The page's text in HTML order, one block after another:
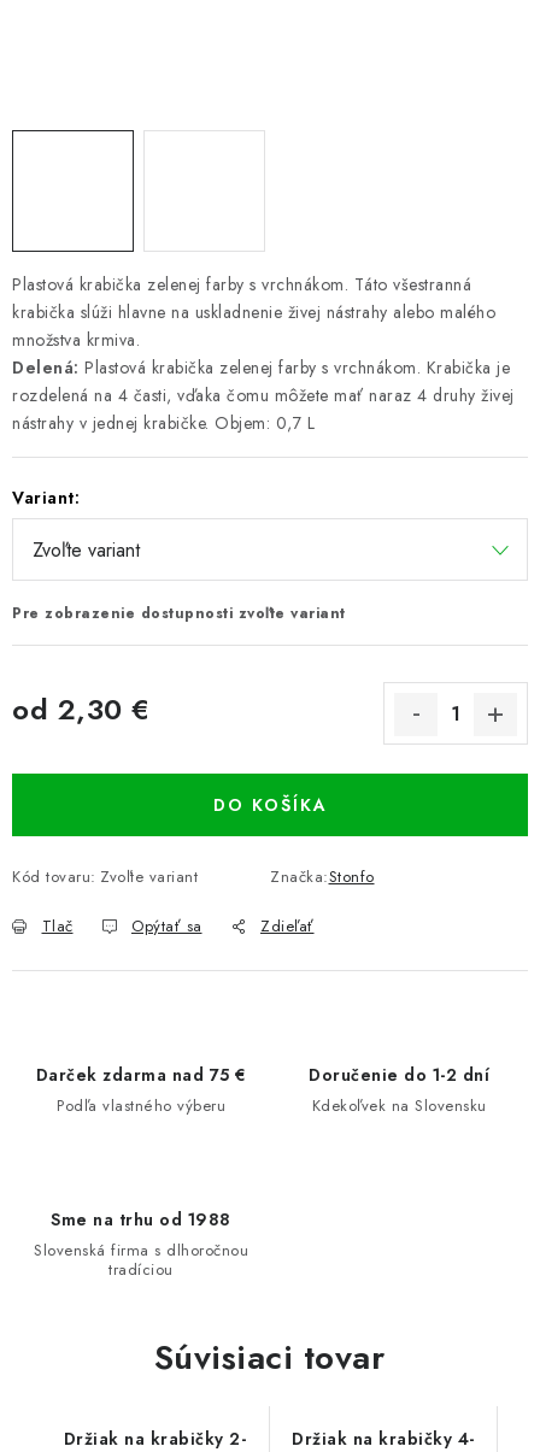
PRÍVLAČ
PRÚTY
KONTAKTY
ZNAČKY
Plastová krabička zelenej farby s vrchnákom. Táto všestranná
krabička slúži hlavne na uskladnenie živej nástrahy alebo malého
množstva krmiva.
Delená: Plastová krabička zelenej farby s vrchnákom. Krabička je
rozdelená na 4 časti, vďaka čomu môžete mať naraz 4 druhy živej
nástrahy v jednej krabičke. Objem: 0,7 L
Variant:
Pre zobrazenie dostupnosti zvoľte variant
od 2,30 €
DO KOŠÍKA
Kód tovaru: Zvoľte variant Značka:Stonfo
Tlač Opýtať sa Zdieľať
Darček zdarma nad 75 €
Podľa vlastného výberu
Doručenie do 1-2 dní
Kdekoľvek na Slovensku
Sme na trhu od 1988
Slovenská firma s dlhoročnou
tradíciou
Súvisiaci tovar
Držiak na krabičky 2-
Držiak na krabičky 4-